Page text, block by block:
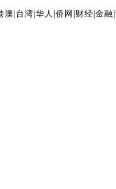
澳 台湾 |华人 |侨网 财经 |金融 |